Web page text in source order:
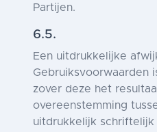
Partijen.
6.5.
Een uitdrukkelijke
Gebruiksvoorwaarden
zover deze het
overeenstemming
uitdrukkelijk